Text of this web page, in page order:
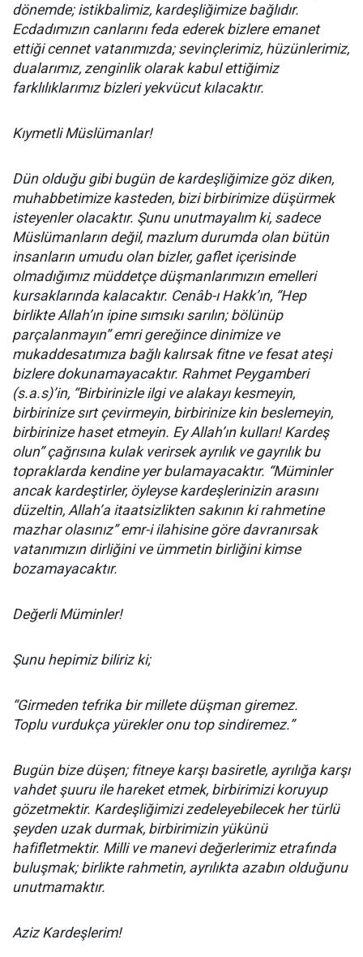
dönemde; istikbalimiz, kardeşliğimize bağlıdır.
Ecdadımızın canlarını feda ederek bizlere emanet
ettiği cennet vatanımızda; sevinçlerimiz, hüzünlerimiz,
dualarımız, zenginlik olarak kabul ettiğimiz
farklılıklarımız bizleri yekvücut kılacaktır.
Kıymetli Müslümanlar!
Dün olduğu gibi bugün de kardeşliğimize göz diken,
muhabbetimize kasteden, bizi birbirimize düşürmek
isteyenler olacaktır. Şunu unutmayalım ki, sadece
Müslümanların değil, mazlum durumda olan bütün
insanların umudu olan bizler, gaflet içerisinde
olmadığımız müddetçe düşmanlarımızın emelleri
kursaklarında kalacaktır. Cenâb-ı Hakk’ın, “Hep
birlikte Allah’ın ipine sımsıkı sarılın; bölünüp
parçalanmayın” emri gereğince dinimize ve
mukaddesatımıza bağlı kalırsak fitne ve fesat ateşi
bizlere dokunamayacaktır. Rahmet Peygamberi
(s.a.s)’in, “Birbirinizle ilgi ve alakayı kesmeyin,
birbirinize sırt çevirmeyin, birbirinize kin beslemeyin,
birbirinize haset etmeyin. Ey Allah’ın kulları! Kardeş
olun” çağrısına kulak verirsek ayrılık ve gayrılık bu
topraklarda kendine yer bulamayacaktır. “Müminler
ancak kardeştirler, öyleyse kardeşlerinizin arasını
düzeltin, Allah’a itaatsizlikten sakının ki rahmetine
mazhar olasınız” emr-i ilahisine göre davranırsak
vatanımızın dirliğini ve ümmetin birliğini kimse
bozamayacaktır.
Değerli Müminler!
Şunu hepimiz biliriz ki;
“Girmeden tefrika bir millete düşman giremez.
Toplu vurdukça yürekler onu top sindiremez.”
Bugün bize düşen; fitneye karşı basiretle, ayrılığa karşı
vahdet şuuru ile hareket etmek, birbirimizi koruyup
gözetmektir. Kardeşliğimizi zedeleyebilecek her türlü
şeyden uzak durmak, birbirimizin yükünü
hafifletmektir. Milli ve manevi değerlerimiz etrafında
buluşmak; birlikte rahmetin, ayrılıkta azabın olduğunu
unutmamaktır.
Aziz Kardeşlerim!